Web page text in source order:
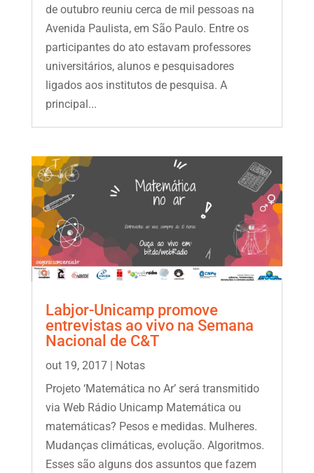
de outubro reuniu cerca de mil pessoas na
Avenida Paulista, em São Paulo. Entre os
participantes do ato estavam professores
universitários, alunos e pesquisadores
ligados aos institutos de pesquisa. A
principal...
Labjor-Unicamp promove
entrevistas ao vivo na Semana
Nacional de C&T
out 19, 2017|
Notas
Projeto ‘Matemática no Ar’ será transmitido
via Web Rádio Unicamp Matemática ou
matemáticas? Pesos e medidas. Mulheres.
Mudanças climáticas, evolução. Algoritmos.
Esses são alguns dos assuntos que fazem